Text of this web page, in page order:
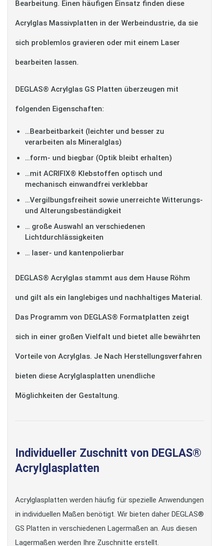
Bearbeitung. Einen häufigen Einsatz finden diese
Acrylglas Massivplatten in der Werbeindustrie, da sie
sich problemlos gravieren oder mit einem Laser
bearbeiten lassen.
DEGLAS® Acrylglas GS Platten überzeugen mit
folgenden Eigenschaften:
…Bearbeitbarkeit (leichter und besser zu
verarbeiten als Mineralglas)
…form- und biegbar (Optik bleibt erhalten)
…mit ACRIFIX® Klebstoffen optisch und
mechanisch einwandfrei verklebbar
…Vergilbungsfreiheit sowie unerreichte Witterungs-
und Alterungsbeständigkeit
… große Auswahl an verschiedenen
Lichtdurchlässigkeiten
… laser- und kantenpolierbar
DEGLAS® Acrylglas stammt aus dem Hause Röhm
und gilt als ein langlebiges und nachhaltiges Material.
Das Programm von DEGLAS® Formatplatten zeigt
sich in einer großen Vielfalt und bietet alle bewährten
Vorteile von Acrylglas. Je Nach Herstellungsverfahren
bieten diese Acrylglasplatten unendliche
Möglichkeiten der Gestaltung.
Individueller Zuschnitt von DEGLAS®
Acrylglasplatten
Acrylglasplatten werden häufig für spezielle Anwendungen
in individuellen Maßen benötigt. Wir bieten daher DEGLAS®
GS Platten in verschiedenen Lagermaßen an. Aus diesen
Lagermaßen werden Ihre Zuschnitte erstellt.